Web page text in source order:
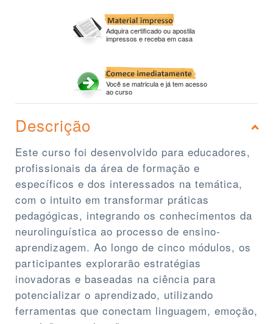
Adquira certificado ou apostila
impressos e receba em casa
Você se matricula e já tem acesso
ao curso
Descrição
Este curso foi desenvolvido para educadores,
profissionais da área de formação e
específicos e dos interessados na temática,
com o intuito em transformar práticas
pedagógicas, integrando os conhecimentos da
neurolinguística ao processo de ensino-
aprendizagem. Ao longo de cinco módulos, os
participantes explorarão estratégias
inovadoras e baseadas na ciência para
potencializar o aprendizado, utilizando
ferramentas que conectam linguagem, emoção,